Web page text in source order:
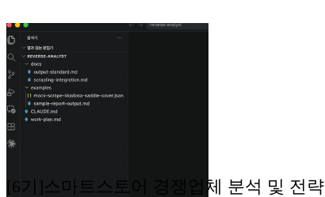
[6기]스마트스토어 경쟁업체 분석 및 전략